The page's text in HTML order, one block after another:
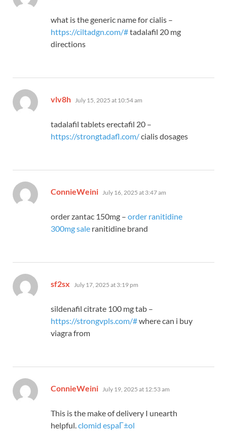
what is the generic name for cialis –
https://ciltadgn.com/#tadalafil 20 mg
directions
vlv8h says:
July 15, 2025 at 10:54 am
tadalafil tablets erectafil 20 –
https://strongtadafl.com/cialis dosages
ConnieWeini says:
July 16, 2025 at 3:47 am
order zantac 150mg – order ranitidine
300mg sale ranitidine brand
sf2sx says:
July 17, 2025 at 3:19 pm
sildenafil citrate 100 mg tab –
https://strongvpls.com/#where can i buy
viagra from
ConnieWeini says:
July 19, 2025 at 12:53 am
This is the make of delivery I unearth
helpful. clomid espaГ±ol